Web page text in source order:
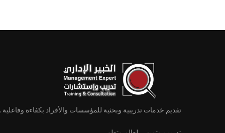
تقديم خدمات تدريبية وبحثية للمؤسسات والأفراد بكفاءة وفاعلية